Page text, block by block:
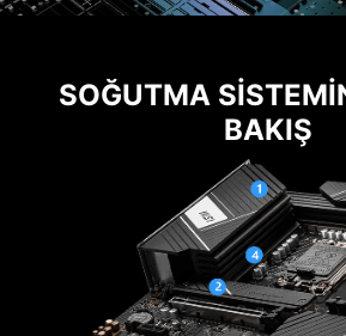
SOĞUTMA
SOĞUTMA
BAKIŞ
EZ M.2
Vidalarla aranız iyi değil mi?
Clip tasarımı ile M.2 SSD
zahmetsiz hale